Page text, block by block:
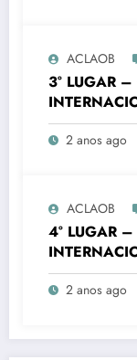
ACLAOB
3° LUGAR
Literário
2 anos ago
ACLAOB
4° LUGAR
Literário
2 anos ago